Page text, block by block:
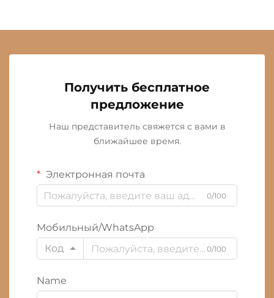
Получить бесплатное
предложение
Наш представитель свяжется с вами в
ближайшее время.
Электронная почта
0/100
Мобильный/WhatsApp
Код
0/100
Name